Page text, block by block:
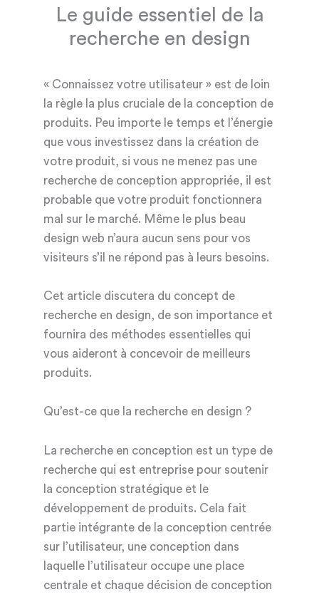
Le guide essentiel de la
recherche en design
« Connaissez votre utilisateur » est de loin
la règle la plus cruciale de la conception de
produits. Peu importe le temps et l’énergie
que vous investissez dans la création de
votre produit, si vous ne menez pas une
recherche de conception appropriée, il est
probable que votre produit fonctionnera
mal sur le marché. Même le plus beau
design web n’aura aucun sens pour vos
visiteurs s’il ne répond pas à leurs besoins.
Cet article discutera du concept de
recherche en design, de son importance et
fournira des méthodes essentielles qui
vous aideront à concevoir de meilleurs
produits.
Qu’est-ce que la recherche en design ?
La recherche en conception est un type de
recherche qui est entreprise pour soutenir
la conception stratégique et le
développement de produits. Cela fait
partie intégrante de la conception centrée
sur l’utilisateur, une conception dans
laquelle l’utilisateur occupe une place
centrale et chaque décision de conception